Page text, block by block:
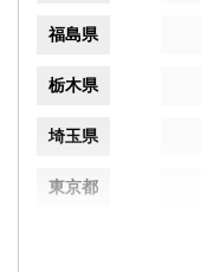
福島県
栃木県
埼玉県
東京都